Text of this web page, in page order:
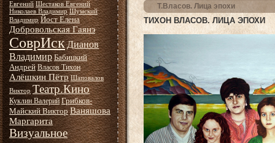
Евгений Шестаков Евгений
Николаев Владимир Шумский
Владимир Йост Елена
Добровольская Гаянэ
СоврИскДианов
Владимир Бабицкий
Андрей Власов Тихон
Алёшкин Пётр Шаповалов
Виктор Театр.Кино
Куклин Валерий Грибков-
Майский Виктор Ваняшова
Маргарита
Визуальное
Т.Власов. Лица эпохи
ТИХОН ВЛАСОВ. ЛИЦА ЭПОХИ